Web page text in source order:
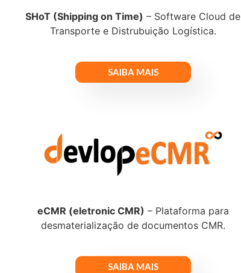
SHoT (Shipping on Time) – Software Cloud de
Transporte e Distrubuição Logística.
SAIBA MAIS
eCMR (eletronic CMR) – Plataforma para
desmaterialização de documentos CMR.
SAIBA MAIS